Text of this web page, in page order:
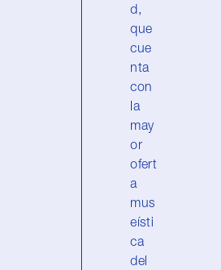
d,
que
cue
nta
con
la
may
or
ofert
a
mus
eísti
ca
del